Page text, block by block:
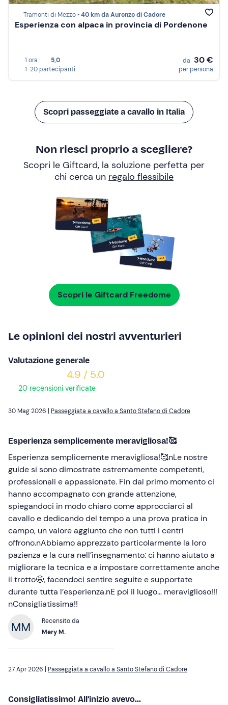
Tramonti di Mezzo •40 km da Auronzo di Cadore
Esperienza con alpaca in provincia di Pordenone
1 ora
5,0
1-20 partecipanti
da 30 €
per persona
Scopri passeggiate a cavallo in Italia
Non riesci proprio a scegliere?
Scopri le Giftcard, la soluzione perfetta per
chi cerca un regalo flessibile
Scopri le Giftcard Freedome
Le opinioni dei nostri avventurieri
Valutazione generale
4.9 / 5.0
20 recensioni verificate
30 Mag 2026 | Passeggiata a cavallo a Santo Stefano di Cadore
Esperienza semplicemente meravigliosa!🥰
Esperienza semplicemente meravigliosa!🥰nLe nostre
guide si sono dimostrate estremamente competenti,
professionali e appassionate. Fin dal primo momento ci
hanno accompagnato con grande attenzione,
spiegandoci in modo chiaro come approcciarci al
cavallo e dedicando del tempo a una prova pratica in
campo, un valore aggiunto che non tutti i centri
offrono.nAbbiamo apprezzato particolarmente la loro
pazienza e la cura nell’insegnamento: ci hanno aiutato a
migliorare la tecnica e a impostare correttamente anche
il trotto🤩, facendoci sentire seguite e supportate
durante tutta l’esperienza.nE poi il luogo… meraviglioso!!!
nConsigliatissima!!
Recensito da
Mery M.
27 Apr 2026 | Passeggiata a cavallo a Santo Stefano di Cadore
Consigliatissimo! All’inizio avevo...